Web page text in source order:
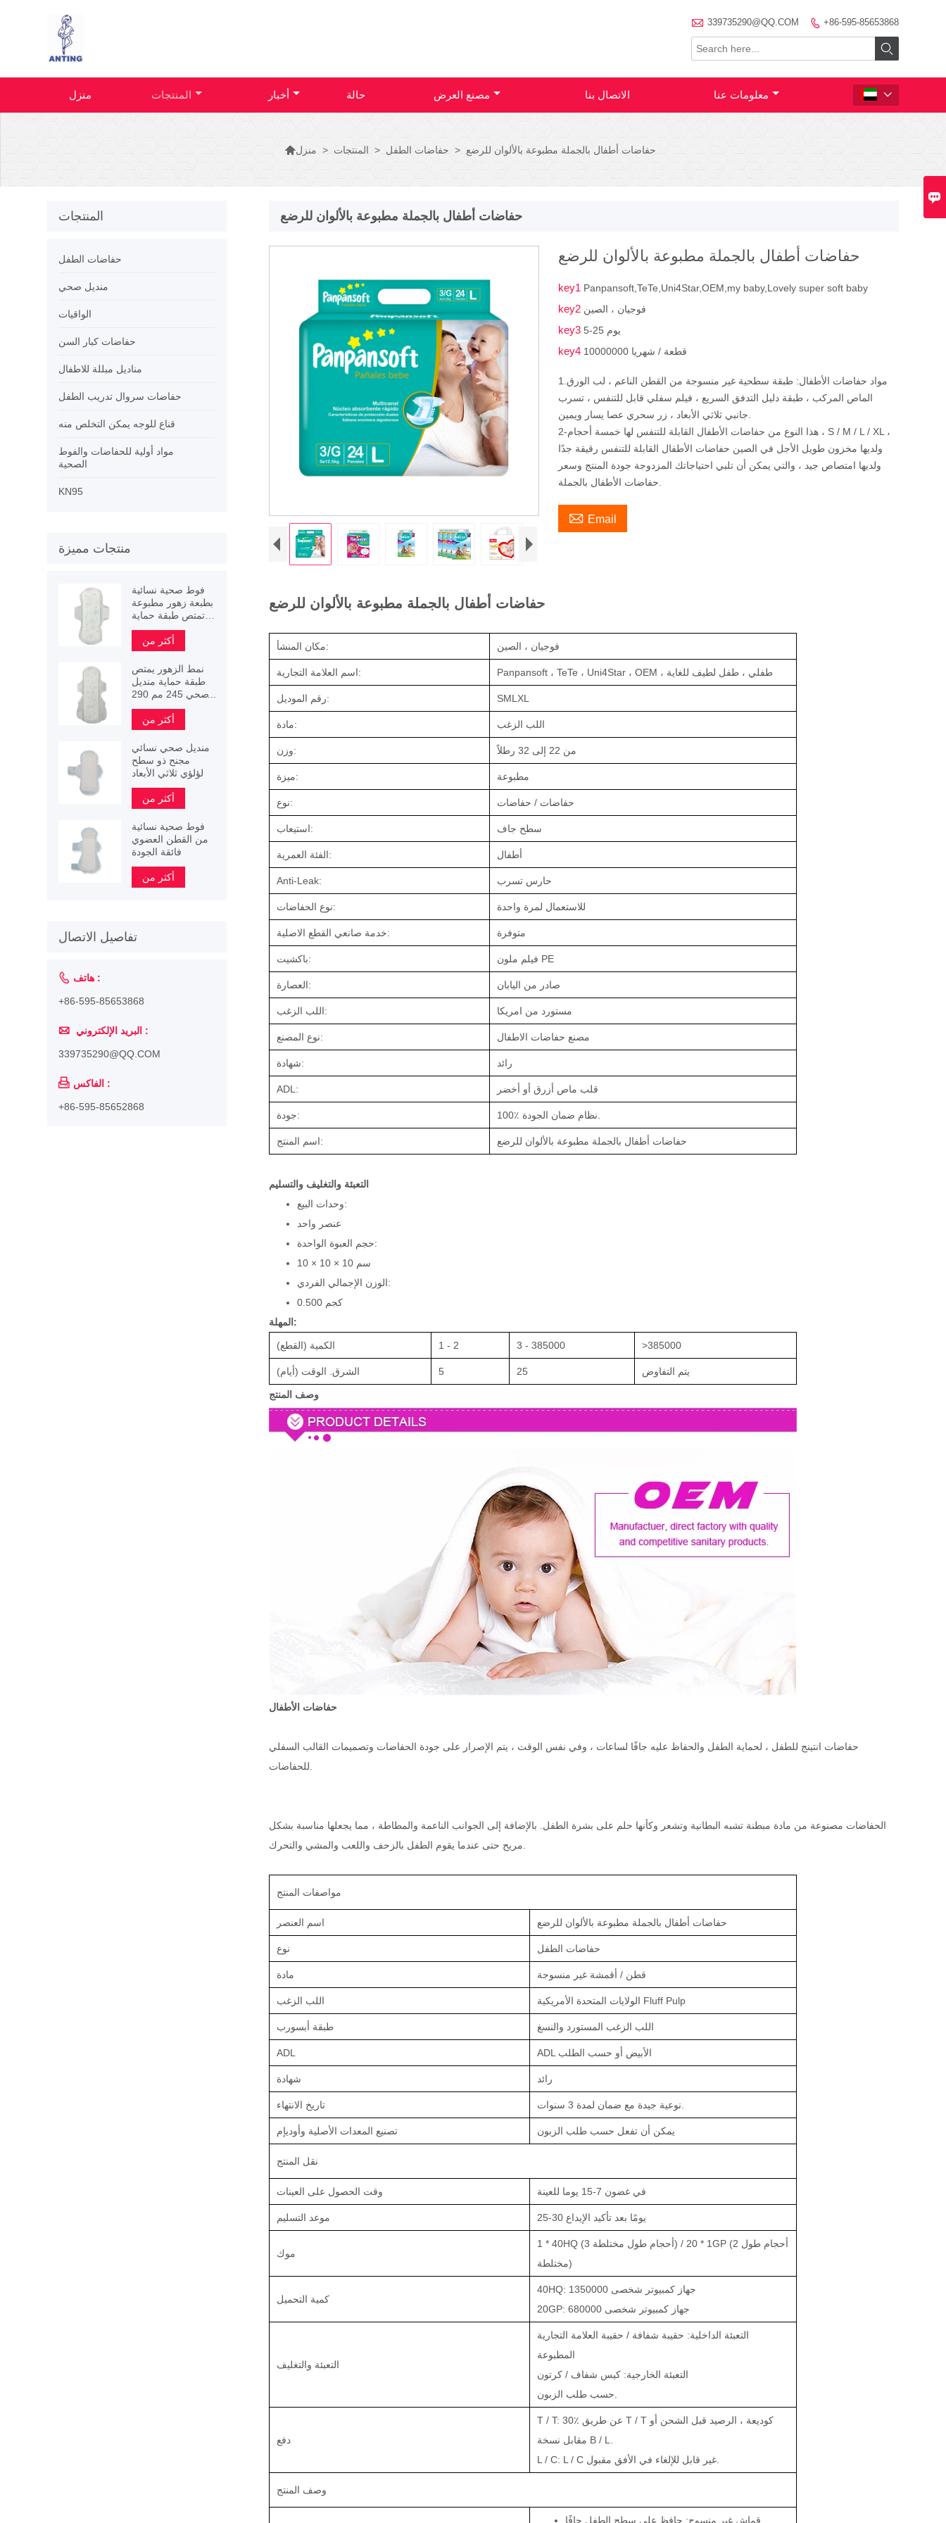

 339735290@QQ.COM  +86-595-85653868

منزل المنتجات أخبار حالة مصنع العرض الاتصال بنا معلومات عنا 
منزل > المنتجات > حفاضات الطفل > حفاضات أطفال بالجملة مطبوعة بالألوان للرضع
حفاضات أطفال بالجملة مطبوعة بالألوان للرضع
حفاضات أطفال بالجملة مطبوعة بالألوان للرضع
key1 Panpansoft,TeTe,Uni4Star,OEM,my baby,Lovely super soft baby
key2 فوجيان ، الصين
key3 5-25 يوم
key4 10000000 قطعة / شهريا
1.مواد حفاضات الأطفال: طبقة سطحية غير منسوجة من القطن الناعم ، لب الورق
الماص المركب ، طبقة دليل التدفق السريع ، فيلم سفلي قابل للتنفس ، تسرب
2-هذا النوع من حفاضات الأطفال القابلة للتنفس لها خمسة أحجام ، S / M / L / XL ،
ولديها مخزون طويل الأجل في الصين حفاضات الأطفال القابلة للتنفس رقيقة جدًا
ولديها امتصاص جيد ، والتي يمكن أن تلبي احتياجاتك المزدوجة جودة المنتج وسعر
 Email
حفاضات أطفال بالجملة مطبوعة بالألوان للرضع
مكان المنشأ: فوجيان ، الصين
اسم العلامة التجارية: Panpansoft ، TeTe ، Uni4Star ، OEM ، طفلي ، طفل لطيف للغاية
رقم الموديل: SMLXL
مادة: اللب الزغب
وزن: من 22 إلى 32 رطلاً
ميزة: مطبوعة
نوع: حفاضات / حفاضات
استيعاب: سطح جاف
الفئة العمرية: أطفال
Anti-Leak: حارس تسرب
نوع الحفاضات: للاستعمال لمرة واحدة
خدمة صانعي القطع الاصلية: متوفرة
باكشيت: فيلم ملون PE
العصارة: صادر من اليابان
اللب الزغب: مستورد من امريكا
نوع المصنع: مصنع حفاضات الاطفال
شهادة: رائد
ADL: قلب ماص أزرق أو أخضر
جودة:
اسم المنتج: حفاضات أطفال بالجملة مطبوعة بالألوان للرضع
التعبئة والتغليف والتسليم
وحدات البيع:
عنصر واحد
حجم العبوة الواحدة:
10 × 10 × 10 سم
الوزن الإجمالي الفردي:
0.500 كجم
المهلة:
الكمية (القطع) 1 - 2 3 - 385000 >385000
الشرق. الوقت (أيام) 5 25 يتم التفاوض
وصف المنتج
حفاضات الأطفال
حفاضات انتينج للطفل ، لحماية الطفل والحفاظ عليه جافًا لساعات ، وفي نفس الوقت ، يتم الإصرار على جودة الحفاضات وتصميمات القالب السفلي
الحفاضات مصنوعة من مادة مبطنة تشبه البطانية وتشعر وكأنها حلم على بشرة الطفل. بالإضافة إلى الجوانب الناعمة والمطاطة ، مما يجعلها مناسبة بشكل
مواصفات المنتج
اسم العنصر حفاضات أطفال بالجملة مطبوعة بالألوان للرضع
نوع حفاضات الطفل
مادة قطن / أقمشة غير منسوجة
اللب الزغب الولايات المتحدة الأمريكية Fluff Pulp
طبقة أبسورب اللب الزغب المستورد والنسغ
ADL ADL الأبيض أو حسب الطلب
شهادة رائد
تاريخ الانتهاء
تصنيع المعدات الأصلية وأوديإم يمكن أن تفعل حسب طلب الزبون
نقل المنتج
وقت الحصول على العينات في غضون 7-15 يوما للعينة
موعد التسليم 25-30 يومًا بعد تأكيد الإيداع
موك
1 * 40HQ (3 أحجام طول مختلطة) / 1 * 20GP (2 أحجام طول
مختلطة)
كمية التحميل
40HQ: 1350000 جهاز كمبيوتر شخصى
20GP: 680000 جهاز كمبيوتر شخصى
التعبئة والتغليف
التعبئة الداخلية: حقيبة شفافة / حقيبة العلامة التجارية
المطبوعة
التعبئة الخارجية: كيس شفاف / كرتون
دفع
T / T: 30٪ عن طريق T / T كوديعة ، الرصيد قبل الشحن أو
مقابل نسخة B / L.
L / C: L / C غير قابل للإلغاء في الأفق مقبول.
وصف المنتج
قماش غير منسوج: حافظ على سطح الطفل جافًا
المنتجات
حفاضات الطفل
منديل صحي
الواقيات
حفاضات كبار السن
مناديل مبللة للاطفال
حفاضات سروال تدريب الطفل
قناع للوجه يمكن التخلص منه
مواد أولية للحفاضات والفوط
الصحية
KN95
منتجات مميزة
فوط صحية نسائية
بطبعة زهور مطبوعة
تمتص طبقة حماية
مجنحة
أكثر من
نمط الزهور يمتص
طبقة حماية منديل
صحي 245 مم 290
مم 340 مم
أكثر من
منديل صحي نسائي
مجنح ذو سطح
لؤلؤي ثلاثي الأبعاد
أكثر من
فوط صحية نسائية
من القطن العضوي
فائقة الجودة
أكثر من
تفاصيل الاتصال
 هاتف :
+86-595-85653868
 البريد الإلكتروني :
339735290@QQ.COM
 الفاكس :
+86-595-85652868